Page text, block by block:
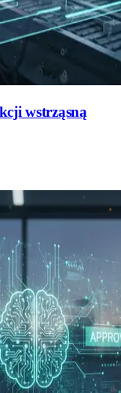
wstrząsną